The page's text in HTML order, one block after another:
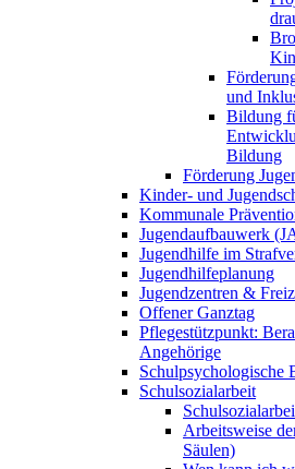
und
Bildung
Bildung
Förderung
Kinder- und
Kommunale
Jugendaufbauwerk
Jugendhilfe im
Jugendhilfeplanung
Jugendzentren &
Offener Ganztag
Pflegestützpunkt:
Angehörige
Schulpsychologische
Schulsozialarbeit
Arbeitsweise
Säulen)